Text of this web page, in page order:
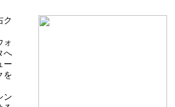
ク
ォ
へ
ー
を
ン